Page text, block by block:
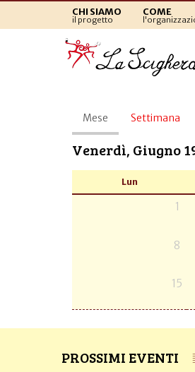
CHI SIAMO
il progetto
COME
Schede
primarie
Mese (scheda
attiva)
Settimana
Venerdì, Giugno
Lun
1
8
15
PROSSIMI EVENTI